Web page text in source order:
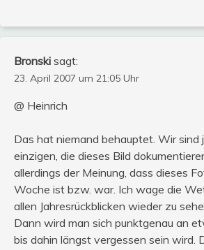
Bronski sagt:
23. April 2007 um 21:05 Uhr
@ Heinrich
Das hat niemand behauptet. Wir sind
einzigen, die dieses Bild
allerdings der Meinung, dass dieses
Woche ist bzw. war. Ich wage die
allen Jahresrückblicken wieder zu
Dann wird man sich punktgenau an
bis dahin längst vergessen sein wird.